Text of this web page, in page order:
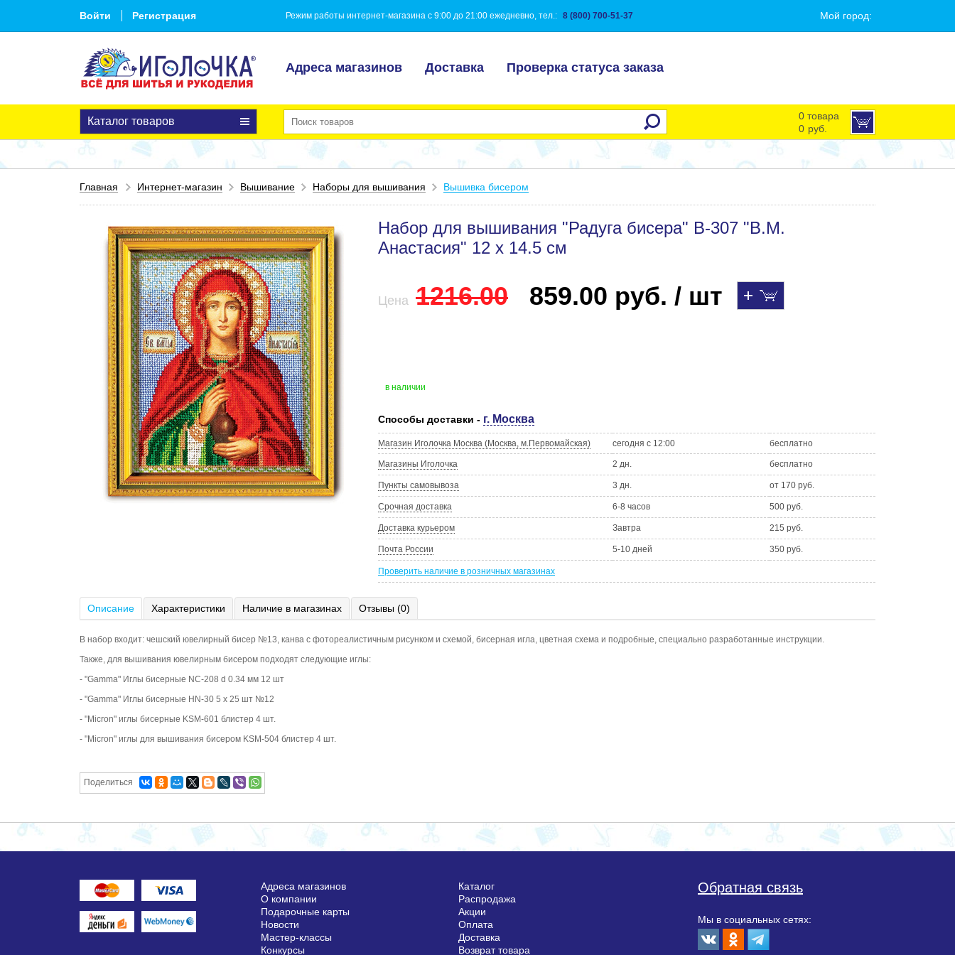
Войти Регистрация Режим работы интернет-магазина с 9:00 до 21:00 ежедневно, тел.: 8 (800) 700-51-37 Мой город:
Адреса магазинов Доставка Проверка статуса заказа
Каталог товаров
0 товара
0 руб.
Главная Интернет-магазин Вышивание Наборы для вышивания Вышивка бисером
Набор для вышивания "Радуга бисера" В-307 "В.М.
Анастасия" 12 х 14.5 см
Цена 1216.00 859.00 руб. / шт
в наличии
Способы доставки - г. Москва
Магазин Иголочка Москва (Москва, м.Первомайская) сегодня с 12:00 бесплатно
Магазины Иголочка 2 дн. бесплатно
Пункты самовывоза 3 дн. от 170 руб.
Срочная доставка 6-8 часов 500 руб.
Доставка курьером Завтра 215 руб.
Почта России 5-10 дней 350 руб.
Проверить наличие в розничных магазинах
Описание Характеристики Наличие в магазинах Отзывы (0)
В набор входит: чешский ювелирный бисер №13, канва с фотореалистичным рисунком и схемой, бисерная игла, цветная схема и подробные, специально разработанные инструкции.
Также, для вышивания ювелирным бисером подходят следующие иглы:
- "Gamma" Иглы бисерные NC-208 d 0.34 мм 12 шт
- "Gamma" Иглы бисерные HN-30 5 х 25 шт №12
- "Micron" иглы бисерные KSM-601 блистер 4 шт.
- "Micron" иглы для вышивания бисером KSM-504 блистер 4 шт.
Поделиться
Адреса магазинов
О компании
Подарочные карты
Новости
Мастер-классы
Конкурсы
Каталог
Распродажа
Акции
Оплата
Доставка
Возврат товара
Обратная связь
Мы в социальных сетях: